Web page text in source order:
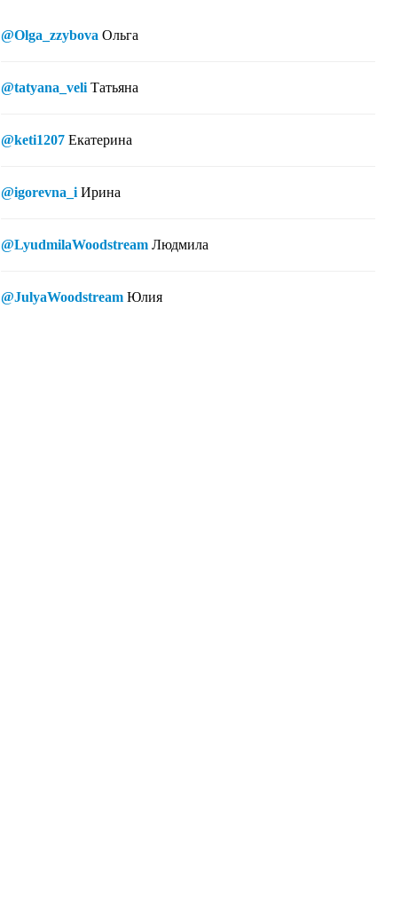
@Olga_zzybova Ольга
@tatyana_veli Татьяна
@keti1207 Екатерина
@igorevna_i Ирина
@LyudmilaWoodstream Людмила
@JulyaWoodstream Юлия